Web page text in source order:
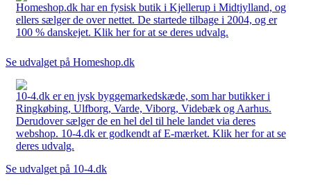
Homeshop.dk har en fysisk butik i Kjellerup i Midtjylland, og
ellers sælger de over nettet. De startede tilbage i 2004, og er
100 % danskejet. Klik her for at se deres udvalg.
Se udvalget på Homeshop.dk
10-4.dk er en jysk byggemarkedskæde, som har butikker i
Ringkøbing, Ulfborg, Varde, Viborg, Videbæk og Aarhus.
Derudover sælger de en hel del til hele landet via deres
webshop. 10-4.dk er godkendt af E-mærket. Klik her for at se
deres udvalg.
Se udvalget på 10-4.dk